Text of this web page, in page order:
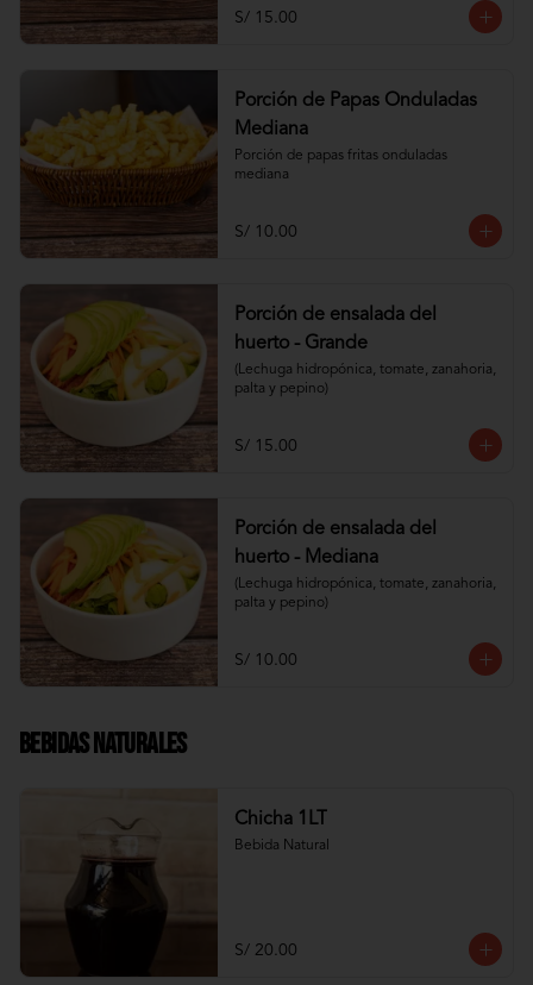
S/ 15.00
Porción de Papas Onduladas
Mediana
Porción de papas fritas onduladas
mediana
S/ 10.00
Porción de ensalada del
huerto - Grande
(Lechuga hidropónica, tomate, zanahoria,
palta y pepino)
S/ 15.00
Porción de ensalada del
huerto - Mediana
(Lechuga hidropónica, tomate, zanahoria,
palta y pepino)
S/ 10.00
Bebidas Naturales
Chicha 1LT
Bebida Natural
S/ 20.00